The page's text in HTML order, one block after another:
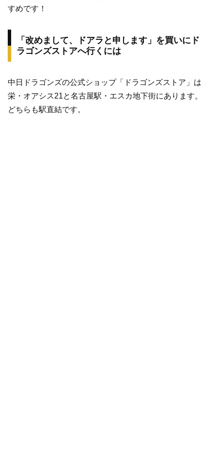
すめです！
「改めまして、ドアラと申します」を買いにド
ラゴンズストアへ行くには
中日ドラゴンズの公式ショップ「ドラゴンズストア」は
栄・オアシス21と名古屋駅・エスカ地下街にあります。
どちらも駅直結です。